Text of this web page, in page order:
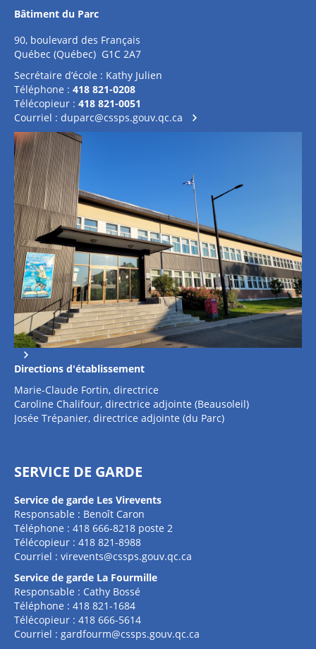
Bâtiment du Parc
90, boulevard des Français
Québec (Québec) G1C 2A7
Secrétaire d’école : Kathy Julien
Téléphone : 418 821-0208
Télécopieur : 418 821-0051
Courriel : duparc@cssps.gouv.qc.ca
Directions d'établissement
Marie-Claude Fortin, directrice
Caroline Chalifour, directrice adjointe (Beausoleil)
Josée Trépanier, directrice adjointe (du Parc)
SERVICE DE GARDE
Service de garde Les Virevents
Responsable : Benoît Caron
Téléphone : 418 666-8218 poste 2
Télécopieur : 418 821-8988
Courriel : virevents@cssps.gouv.qc.ca
Service de garde La Fourmille
Responsable : Cathy Bossé
Téléphone : 418 821-1684
Télécopieur : 418 666-5614
Courriel : gardfourm@cssps.gouv.qc.ca